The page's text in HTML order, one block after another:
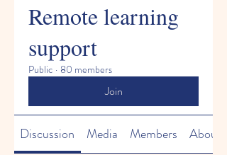
Remote learning
support
Public · 80 members
Join
Discussion Media Members About